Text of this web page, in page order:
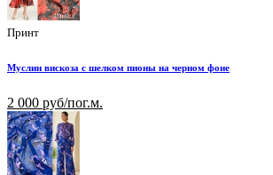
Принт
Муслин вискоза с шелком пионы на черном фоне
2 000 руб/пог.м.